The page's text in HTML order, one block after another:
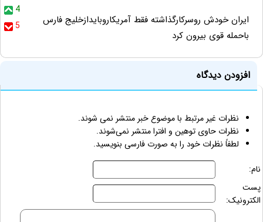
4
5
ایران خودش روسرکارگذاشته فقط آمریکاروبایدازخلیج فارس
باحمله قوی بیرون کرد
افزودن دیدگاه
نظرات غیر مرتبط با موضوع خبر منتشر نمی شوند.
نظرات حاوی توهین و افترا منتشر نمی‌شوند.
لطفاً نظرات خود را به صورت فارسی بنویسید.
نام:
پست
الکترونیک: